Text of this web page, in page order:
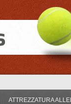
ATTREZZATURA